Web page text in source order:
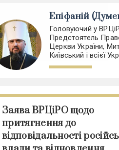
Епіфаній
Головуючий у
Предстоятель
Церкви України,
Київський і всієї
Заява ВРЦіРО щодо
притягнення до
відповідальності